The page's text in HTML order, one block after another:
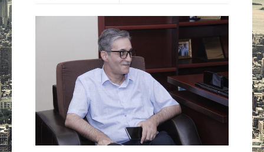
Культура
Интервью
Виды спорта
Проект
Литература